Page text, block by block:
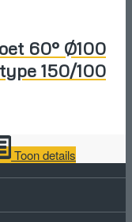
60° Ø100
150/100
Toon details